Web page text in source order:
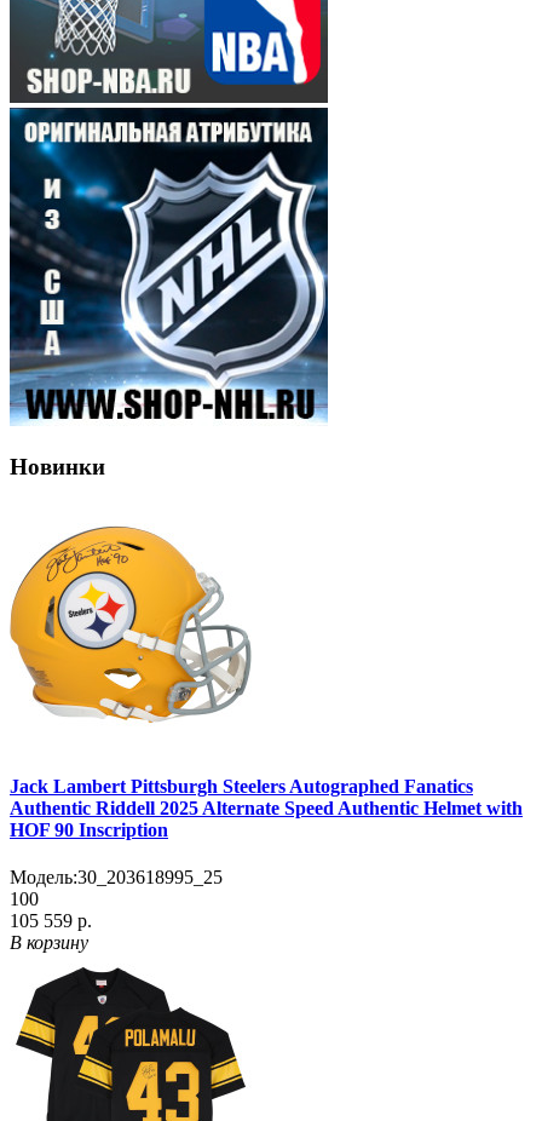
Новинки
Jack Lambert Pittsburgh Steelers Autographed Fanatics
Authentic Riddell 2025 Alternate Speed Authentic Helmet with
HOF 90 Inscription
Модель:30_203618995_25
100
105 559 р.
В корзину